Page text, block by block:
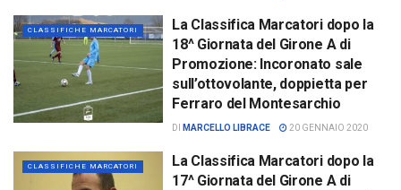
CLASSIFICHE MARCATORI
La Classifica Marcatori dopo la
18^ Giornata del Girone A di
Promozione: Incoronato sale
sull’ottovolante, doppietta per
Ferraro del Montesarchio
DI MARCELLO LIBRACE 20 GENNAIO 2020
CLASSIFICHE MARCATORI
La Classifica Marcatori dopo la
17^ Giornata del Girone A di